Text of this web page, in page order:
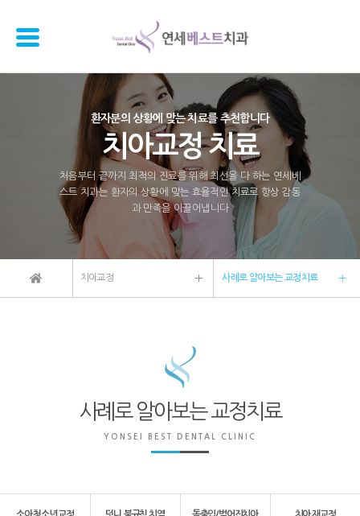
환자분의 상황에 맞는 치료를 추천합니다
치아교정 치료
처음부터 끝까지 최적의 진료를 위해 최선을 다 하는 연세베
스트 치과는 환자의 상황에 맞는 효율적인 치료로 항상 감동
과 만족을 이끌어냅니다
치아교정 사례로 알아보는 교정치료
사례로 알아보는 교정치료
YONSEI BEST DENTAL CLINIC